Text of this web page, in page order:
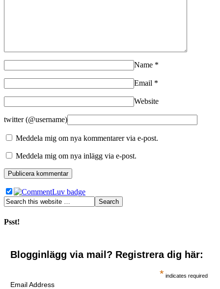
Name *
Email *
Website
twitter (@username)
Meddela mig om nya kommentarer via e-post.
Meddela mig om nya inlägg via e-post.
Psst!
Blogginlägg via mail? Registrera dig här:
* indicates required
Email Address